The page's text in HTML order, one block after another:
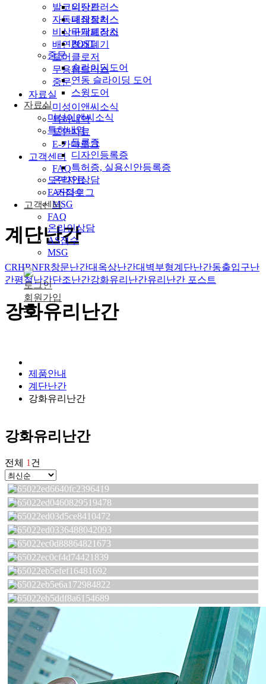
외장트러스
내장트러스
바닥트러스
POST
중문
슬라이딩도어
연동 슬라이딩 도어
스윙도어
자료실
미성이앤씨소식
특허내역
등록증
디자인등록증
특허증, 실용신안등록증
도면자료
E-카다로그
고객센터
FAQ
온라인상담
AS접수
MSG
로그인
회원가입
발코니난간
자동폐쇄장치
비상구개폐장치
배연창개폐기
도어클로저
무용접트러스
중문
자료실
미성이앤씨소식
특허내역
도면자료
E-카다로그
고객센터
FAQ
온라인상담
AS접수
MSG
계단난간
CRHRNFR창문난간대 옥상난간대 벽부형계단난간동출입구난
간평철난간단조난간강화유리난간유리난간 포스트
강화유리난간
제품안내
계단난간
강화유리난간
강화유리난간
전체 1건